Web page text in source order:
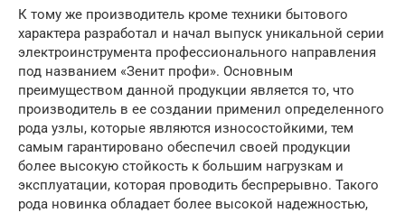
К тому же производитель кроме техники бытового
характера разработал и начал выпуск уникальной серии
электроинструмента профессионального направления
под названием «Зенит профи». Основным
преимуществом данной продукции является то, что
производитель в ее создании применил определенного
рода узлы, которые являются износостойкими, тем
самым гарантировано обеспечил своей продукции
более высокую стойкость к большим нагрузкам и
эксплуатации, которая проводить беспрерывно. Такого
рода новинка обладает более высокой надежностью,